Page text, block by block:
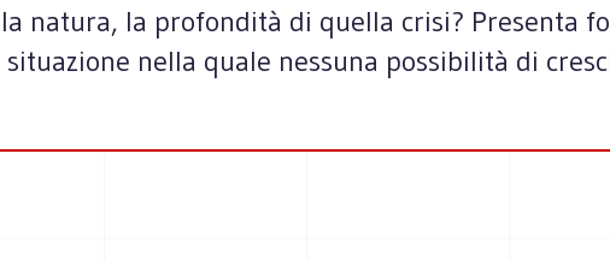
natura, la profondità di quella crisi? Presenta
nella quale nessuna possibilità di